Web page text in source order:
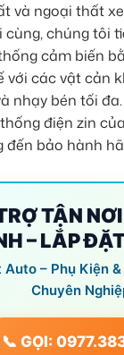
và ngoại thất
cùng, chúng tôi
cảm biến
với các vật cản
nhạy bén tối
điện zin
đến bảo hành
TẬN
– LẮP
– Phụ Kiện
Chuyên
📞 GỌI: